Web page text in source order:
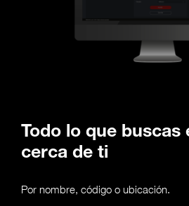
Todo lo que buscas
cerca de ti
Por nombre, código o ubicación.